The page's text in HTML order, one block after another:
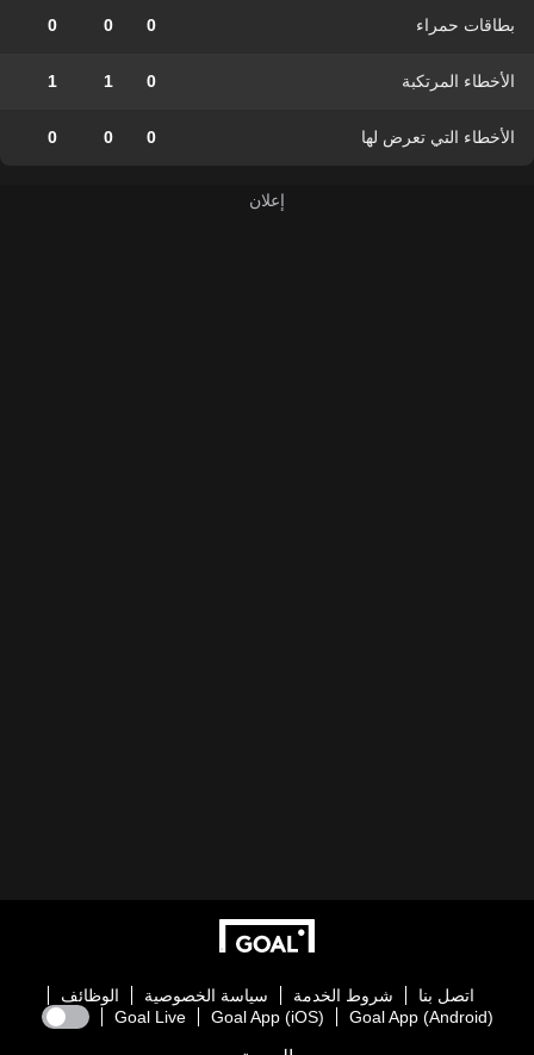
بطاقات حمراء 0
0
0
الأخطاء المرتكبة 0
1
1
الأخطاء التي تعرض لها 0
0
0
اتصل بنا شروط الخدمة سياسة الخصوصية
الوظائف
Goal App (Android)
Goal App (iOS)
Goal Live